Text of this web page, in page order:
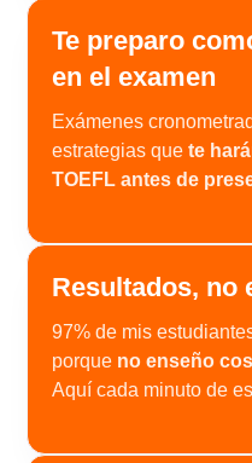
Te preparo
en el examen
Exámenes
estrategias quete
TOEFL antes de
Resultados, no
97% de mis
porque no enseño
Aquí cada minuto de